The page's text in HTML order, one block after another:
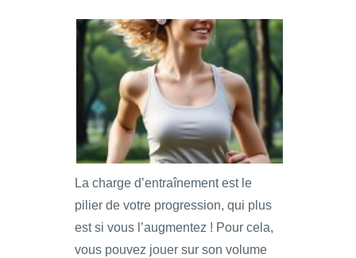
La charge d’entraînement est le
pilier de votre progression, qui plus
est si vous l’augmentez ! Pour cela,
vous pouvez jouer sur son volume